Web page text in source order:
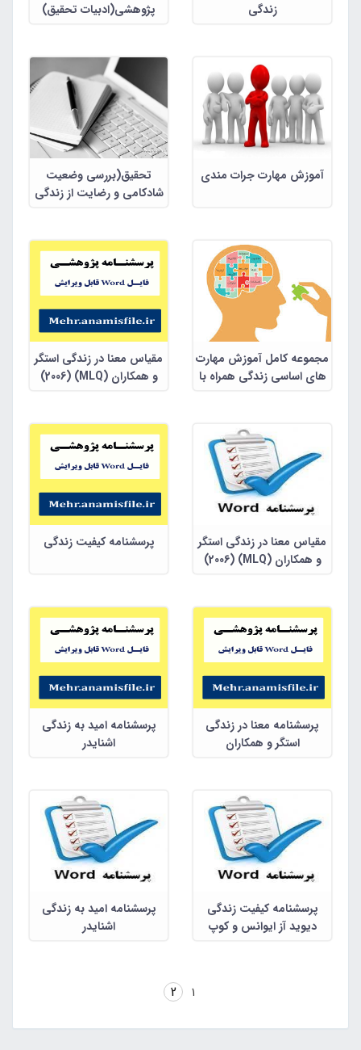
زندگی
پژوهشی(ادبیات تحقیق)
آموزش مهارت جرات مندی
تحقیق(بررسی وضعیت
شادکامی و رضایت از زندگی
19 ))
مجموعه کامل آموزش مهارت
های اساسی زندگی همراه با
مقیاس معنا در زندگی استگر
و همکاران (MLQ) (2006)
مقیاس معنا در زندگی استگر
و همکاران (MLQ) (2006)
پرسشنامه کیفیت زندگی
پرسشنامه معنا در زندگی
استگر و همکاران
پرسشنامه امید به زندگی
اشنایدر
پرسشنامه کیفیت زندگی
دیوید آز ایوانس و کوپ
پرسشنامه امید به زندگی
اشنایدر
1
2